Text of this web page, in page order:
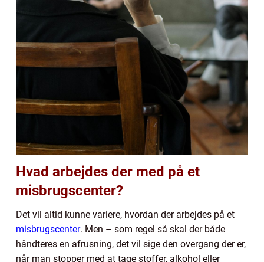
Hvad arbejdes der med på et
misbrugscenter?
Det vil altid kunne variere, hvordan der arbejdes på et
misbrugscenter. Men – som regel så skal der både
håndteres en afrusning, det vil sige den overgang der er,
når man stopper med at tage stoffer, alkohol eller